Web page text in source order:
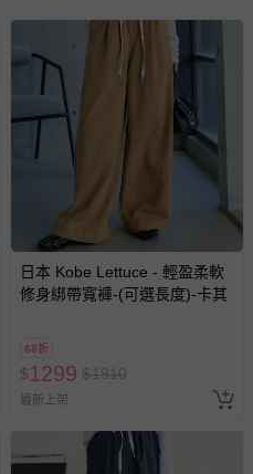
會因布料彈性、水洗處理、測量
寸略有誤差
成互相移染。請使用中性洗
及衣物柔軟劑，以免破壞布料
飾，建議套入洗衣袋再清潔
壞織物纖維，不建議使用烘衣
現，但因為每台電腦、手機或
不同，與實際成品還是會有些
即會通知媽咪並協助取消退款
賞期／猶豫期權益，但此期間
必須是未經使用的全新狀態，
日本 Kobe Lettuce - 輕盈柔軟
修身綁帶寬褲-(可選長度)-卡其
68折
$1299 $1910
最新上架